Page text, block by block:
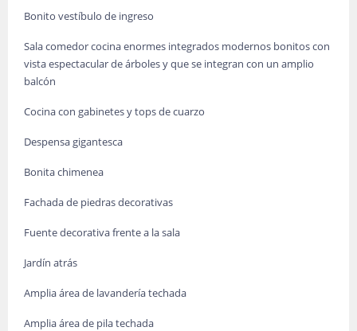
Bonito vestíbulo de ingreso
Sala comedor cocina enormes integrados modernos bonitos con
vista espectacular de árboles y que se integran con un amplio
balcón
Cocina con gabinetes y tops de cuarzo
Despensa gigantesca
Bonita chimenea
Fachada de piedras decorativas
Fuente decorativa frente a la sala
Jardín atrás
Amplia área de lavandería techada
Amplia área de pila techada